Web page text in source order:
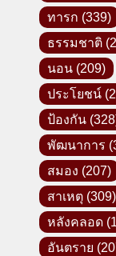
ทารก (339)
ธรรมชาติ
นอน (209)
ประโยชน์
ป้องกัน
พัฒนาการ
สมอง (207)
สาเหตุ (309)
หลังคลอด
อันตราย